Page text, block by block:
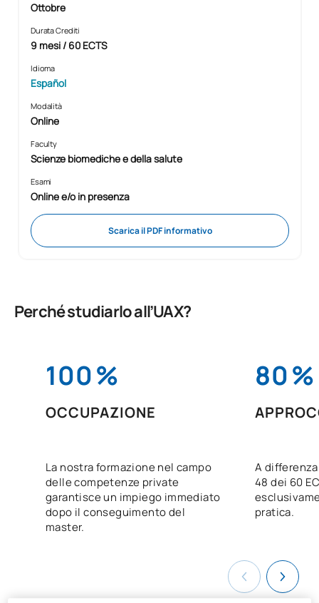
Ottobre
Durata Crediti
9 mesi / 60 ECTS
Idioma
Español
Modalità
Online
Faculty
Scienze biomediche e della salute
Esami
Online e/o in presenza
Scarica il PDF informativo
Perché studiarlo all’UAX?
100%
OCCUPAZIONE
La nostra formazione nel campo
delle competenze private
garantisce un impiego immediato
dopo il conseguimento del
master.
80%
A
48 dei 60
pratica.